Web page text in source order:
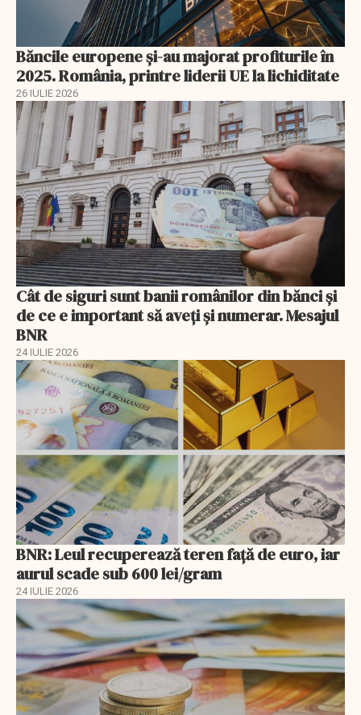
Băncile europene și-au majorat profiturile în
2025. România, printre liderii UE la lichiditate
26 IULIE 2026
Cât de siguri sunt banii românilor din bănci şi
de ce e important să aveţi şi numerar. Mesajul
BNR
24 IULIE 2026
BNR: Leul recuperează teren faţă de euro, iar
aurul scade sub 600 lei/gram
24 IULIE 2026